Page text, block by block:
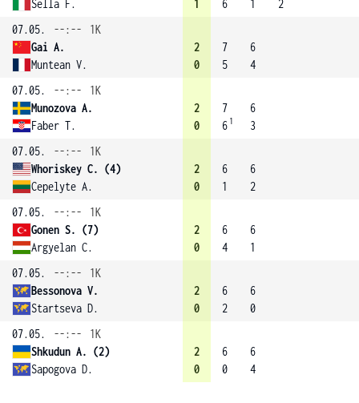
Sella F. 1 6 1
2
07.05.
--:--
1K
Gai A.
Muntean V.
2
0
7
5
6
4
07.05.
--:--
1K
Munozova A.
Faber T.
2
0
7
6 1
6
3
07.05.
--:--
1K
Whoriskey C. (4)
Cepelyte A.
2
0
6
1
6
2
07.05.
--:--
1K
Gonen S. (7)
Argyelan C.
2
0
6
4
6
1
07.05.
--:--
1K
Bessonova V.
Startseva D.
2
0
6
2
6
0
07.05.
--:--
1K
Shkudun A. (2)
Sapogova D.
2
0
6
0
6
4